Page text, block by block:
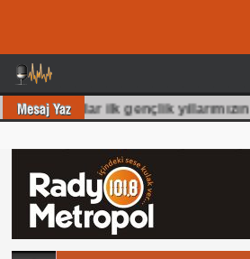
70 Li yıllar ilk gençlik